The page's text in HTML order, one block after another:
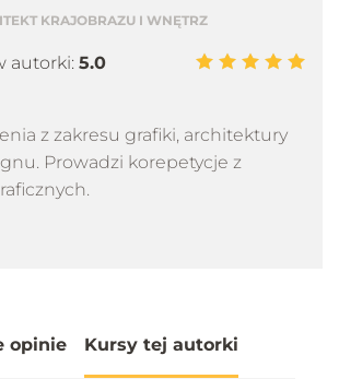
KRAJOBRAZU I WNĘTRZ
autorki: 5.0
z zakresu grafiki, architektury
Prowadzi korepetycje z
opinie Kursy tej autorki